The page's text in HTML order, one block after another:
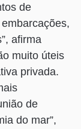
de
afirma
muito úteis
privada.
de
do mar”,